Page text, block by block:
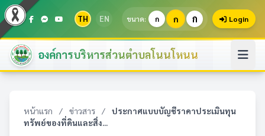
TH EN ขนาด: ก ก ก Login
องค์การบริหารส่วนตำบลโนนโหนน
หน้าแรก / ข่าวสาร /
ประกาศแบบบัญชีราคาประเมินทุน
ทรัพย์ของที่ดินและสิ่ง...